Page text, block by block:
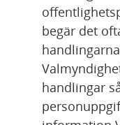
begär det
handlingar